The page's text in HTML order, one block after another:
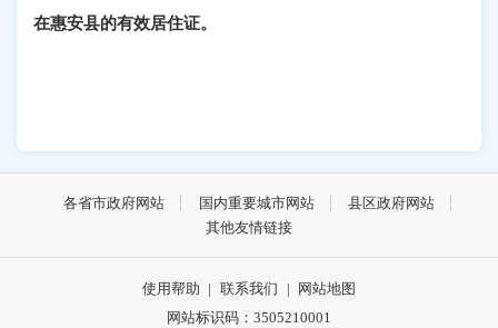
在惠安县的有效居住证。
各省市政府网站 国内重要城市网站
县区政府网站
其他友情链接
使用帮助 | 联系我们 |
网站地图
网站标识码：3505210001